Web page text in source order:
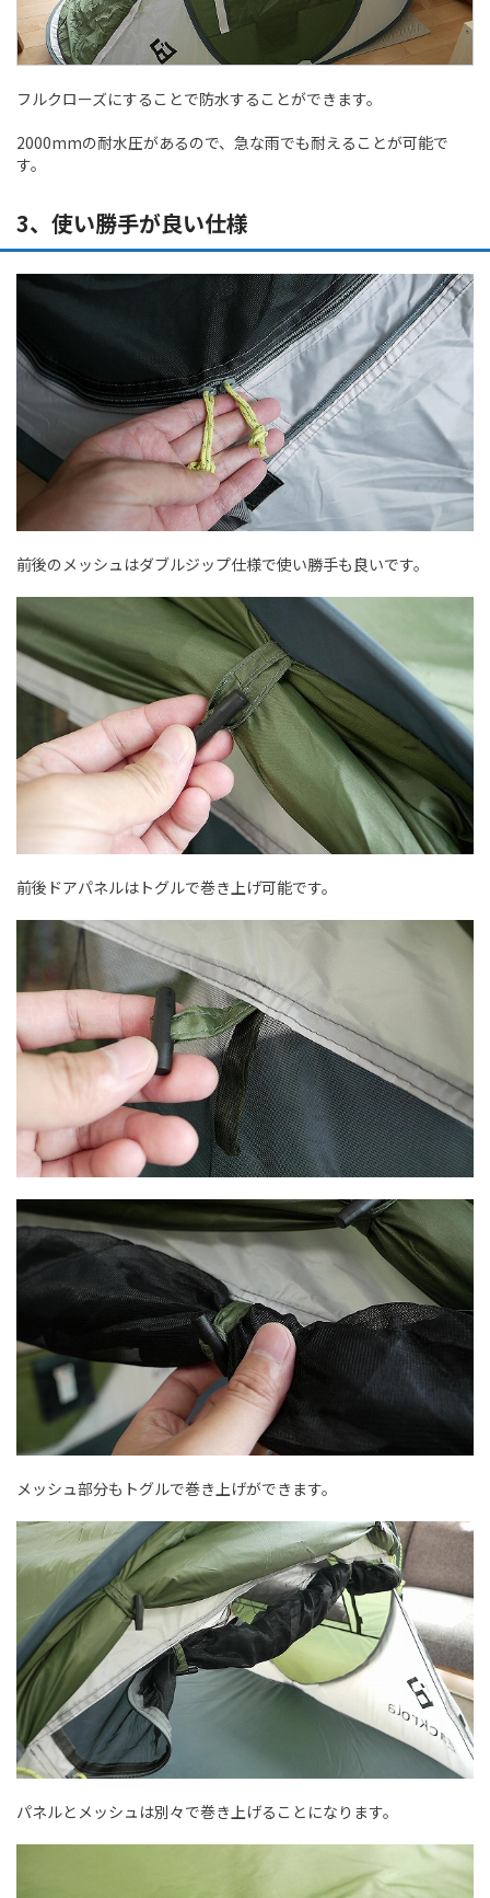
フルクローズにすることで防水することができます。
2000mmの耐水圧があるので、急な雨でも耐えることが可能で
す。
3、使い勝手が良い仕様
前後のメッシュはダブルジップ仕様で使い勝手も良いです。
前後ドアパネルはトグルで巻き上げ可能です。
メッシュ部分もトグルで巻き上げができます。
パネルとメッシュは別々で巻き上げることになります。